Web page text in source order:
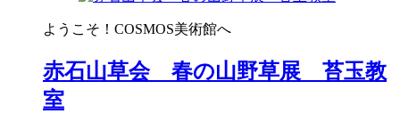
ようこそ！COSMOS美術館へ
赤石山草会 春の山野草展 苔玉教
室